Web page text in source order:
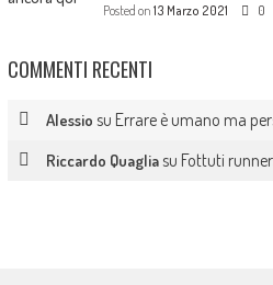
Posted on 13 Marzo 2021 0
COMMENTI RECENTI
Alessio su Errare è umano ma
Riccardo Quagliasu Fottuti